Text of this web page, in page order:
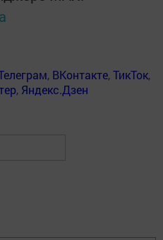
, ВКонтакте,ТикТок,
, Яндекс.Дзен